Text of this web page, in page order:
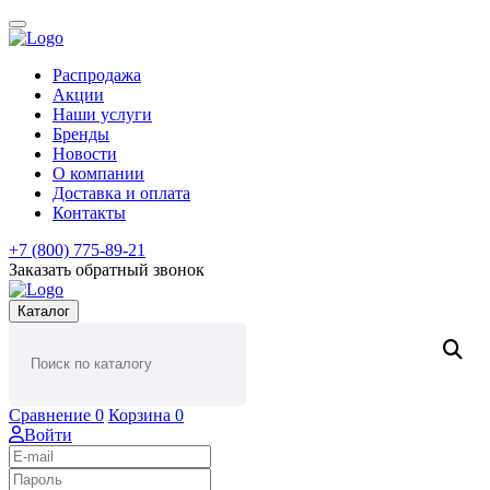
Распродажа
Акции
Наши услуги
Бренды
Новости
О компании
Доставка и оплата
Контакты
+7 (800) 775-89-21
Заказать обратный звонок
Каталог
Сравнение 0 Корзина 0
Войти